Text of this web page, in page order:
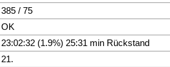
385 / 75
OK
23:02:32 (1.9%) 25:31 min Rückstand
21.